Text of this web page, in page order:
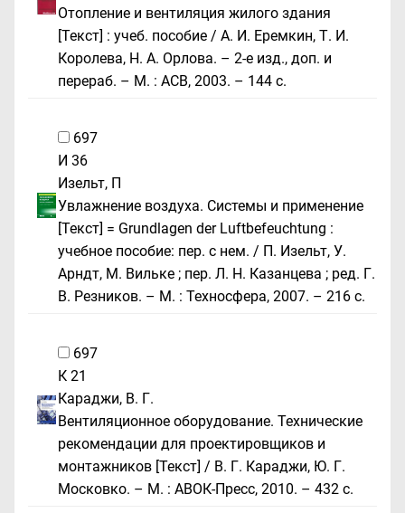
Отопление и вентиляция жилого здания
[Текст] : учеб. пособие / А. И. Еремкин, Т. И.
Королева, Н. А. Орлова. – 2-е изд., доп. и
перераб. – М. : АСВ, 2003. – 144 с.
697
И 36
Изельт, П
Увлажнение воздуха. Системы и применение
[Текст] = Grundlagen der Luftbefeuchtung :
учебное пособие: пер. с нем. / П. Изельт, У.
Арндт, М. Вильке ; пер. Л. Н. Казанцева ; ред. Г.
В. Резников. – М. : Техносфера, 2007. – 216 с.
697
К 21
Караджи, В. Г.
Вентиляционное оборудование. Технические
рекомендации для проектировщиков и
монтажников [Текст] / В. Г. Караджи, Ю. Г.
Московко. – М. : АВОК-Пресс, 2010. – 432 с.